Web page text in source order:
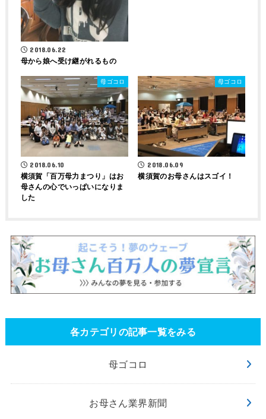
2018.06.22
母から娘へ受け継がれるもの
母ゴコロ
2018.06.10
横須賀「百万母力まつり」はお
母さんの心でいっぱいになりま
した
母ゴコロ
2018.06.09
横須賀のお母さんはスゴイ！
各カテゴリの記事一覧をみる
母ゴコロ
お母さん業界新聞